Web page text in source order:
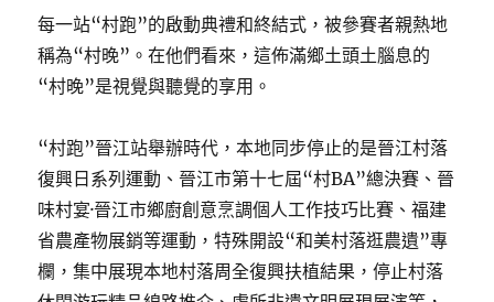
每一站“村跑”的啟動典禮和終結式，被參賽者親熱地
稱為“村晚”。在他們看來，這佈滿鄉土頭土腦息的
“村晚”是視覺與聽覺的享用。
“村跑”晉江站舉辦時代，本地同步停止的是晉江村落
復興日系列運動、晉江市第十七屆“村BA”總決賽、晉
味村宴·晉江市鄉廚創意烹調個人工作技巧比賽、福建
省農產物展銷等運動，特殊開設“和美村落逛農遺”專
欄，集中展現本地村落周全復興扶植結果，停止村落